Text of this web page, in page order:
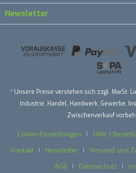
Newsletter
* Unsere Preise verstehen sich zzgl. MwSt.
Industrie, Handel, Handwerk, Gewerbe,
Zwischenverkauf
Cookie-Einstellungen Hilfe /
Kontakt
Newsletter
Versand und
AGB
Datenschutz